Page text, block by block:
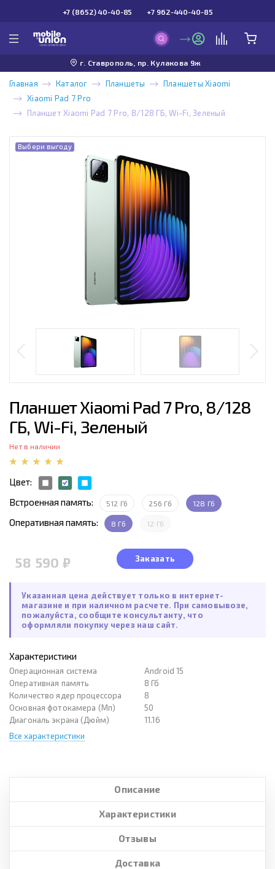
+7 (8652) 40-40-85 +7 962-440-40-85
г. Ставрополь, пр. Кулакова 9ж
Главная Каталог Планшеты
Планшеты Xiaomi
Xiaomi Pad 7 Pro
Планшет Xiaomi Pad 7 Pro, 8/128 ГБ, Wi-Fi, Зеленый
Выбери выгоду
Планшет Xiaomi Pad 7 Pro, 8/128
ГБ, Wi-Fi, Зеленый
Нет в наличии
Цвет:
Встроенная память:
512 Гб 256 Гб 128 Гб
Оперативная память: 8 Гб 12 Гб
58 590 ₽ Заказать
Указанная цена действует только в интернет-
магазине и при наличном расчете. При самовывозе,
пожалуйста, сообщите консультанту, что
оформляли покупку через наш сайт.
Характеристики
Операционная система
Android 15
Оперативная память
8 Гб
Количество ядер процессора
8
Основная фотокамера (Мп)
50
Диагональ экрана (Дюйм)
11.16
Все характеристики
Описание
Характеристики
Отзывы
Доставка